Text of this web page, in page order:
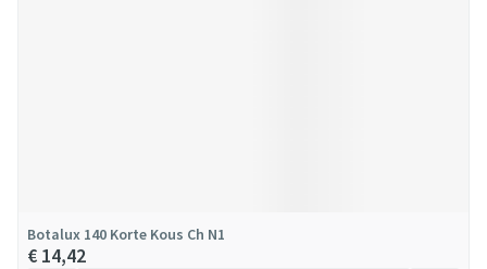
Botalux 140 Korte Kous Ch N1
€ 14,42